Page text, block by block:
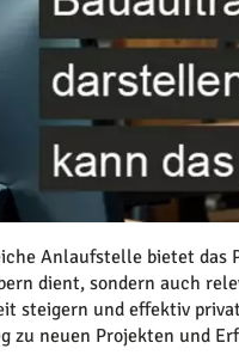
Anlaufstelle bietet das
dient, sondern auch
steigern und effektiv
zu neuen Projekten und